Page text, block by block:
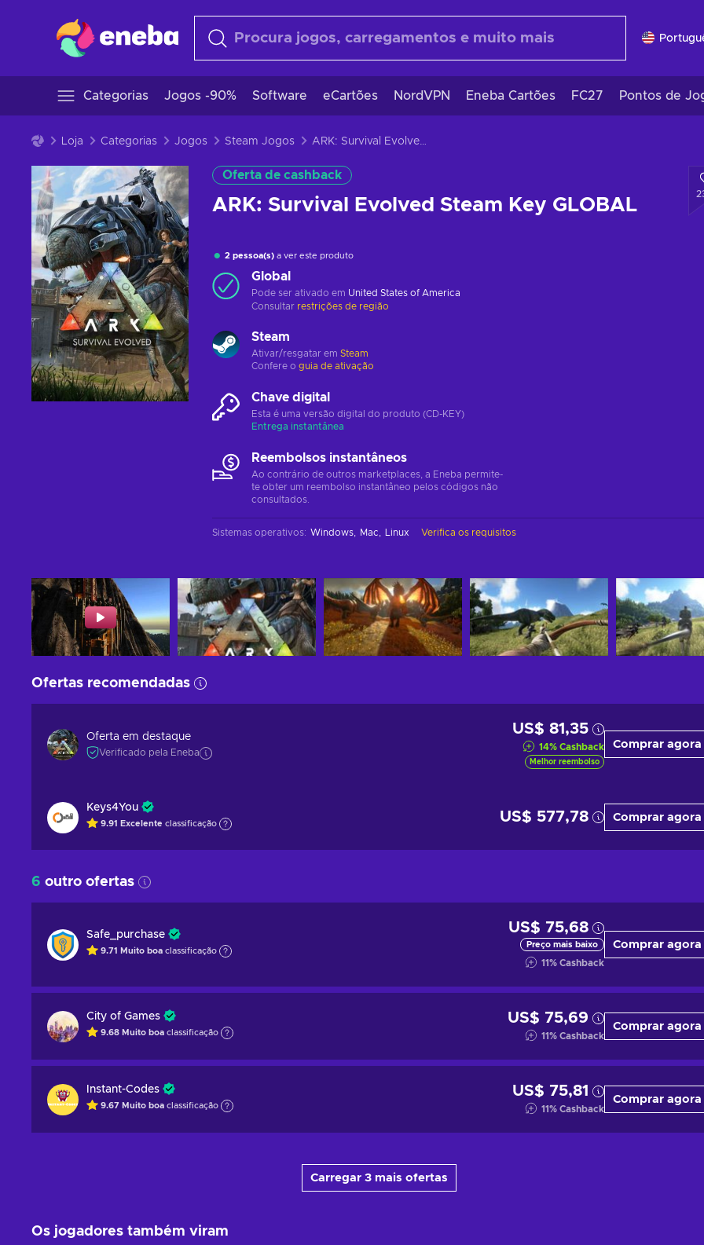
Categorias Jogos -90% Software eCartões NordVPN Eneba Cartões FC27 Pontos de
Loja Categorias Jogos Steam Jogos ARK: Survival Evolved Steam Key GLOBAL
Oferta de cashback
ARK: Survival Evolved Steam Key GLOBAL
2 pessoa(s) a ver este produto
Global
Pode ser ativado em United States of America
Consultar restrições de região
Steam
Ativar/resgatar em Steam
Confere o guia de ativação
Chave digital
Esta é uma versão digital do produto (CD-KEY)
Entrega instantânea
Reembolsos instantâneos
Ao contrário de outros marketplaces, a Eneba permite-
te obter um reembolso instantâneo pelos códigos não
consultados.
Sistemas operativos: Windows Mac Linux Verifica os requisitos
Ofertas recomendadas
Oferta em destaque
Verificado pela Eneba
US$ 81,35
14% Cashback
Melhor reembolso
Comprar agora
Keys4You
9.91 Excelente classificação US$ 577,78 Comprar agora
6 outro ofertas
Safe_purchase
9.71 Muito boa classificação
US$ 75,68
Preço mais baixo
11% Cashback
Comprar agora
City of Games
9.68 Muito boa classificação
US$ 75,69
11% Cashback
Comprar agora
Instant-Codes
9.67 Muito boa classificação
US$ 75,81
11% Cashback
Comprar agora
Carregar 3 mais ofertas
Os jogadores também viram